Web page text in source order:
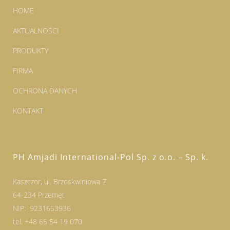
HOME
AKTUALNOŚCI
PRODUKTY
FIRMA
OCHRONA DANYCH
KONTAKT
PH Amjadi International-Pol Sp. z o.o. – Sp. k.
Kaszczor, ul. Brzoskwiniowa 7
64-234 Przemęt
NIP: 9231653936
tel. +48 65 54 19 070